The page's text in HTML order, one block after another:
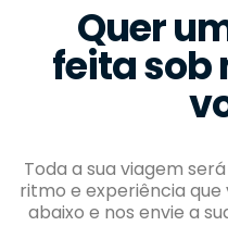
Quer
feita sob
Toda a sua viagem
ritmo e experiência
abaixo e nos envie a